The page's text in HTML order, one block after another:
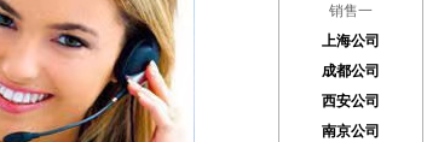
销售一
上海公司
成都公司
西安公司
南京公司